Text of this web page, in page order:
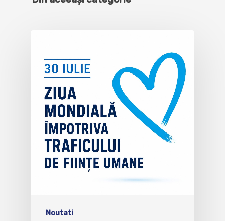
Noutati